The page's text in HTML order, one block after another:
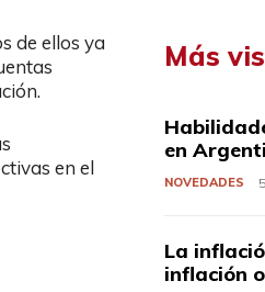
de ellos ya
en el
Más
en
NOVEDADES
La
inflación